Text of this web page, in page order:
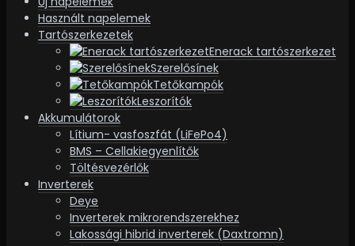
Használt napelemek
Tartószerkezetek
Enerack tartószerkezet
Szerelősínek
Tetőkampók
Leszorítók
Akkumulátorok
Lítium- vasfoszfát (LiFePo4)
BMS – Cellakiegyenlítők
Töltésvezérlők
Inverterek
Deye
Inverterek mikrorendszerekhez
Lakossági hibrid inverterek (Daxtromn)